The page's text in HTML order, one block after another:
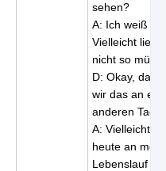
sehen?
A: Ich weiß
Vielleicht
nicht so müde
D: Okay,
wir das an
anderen Tag.
A: Vielleicht
heute an
Lebenslauf